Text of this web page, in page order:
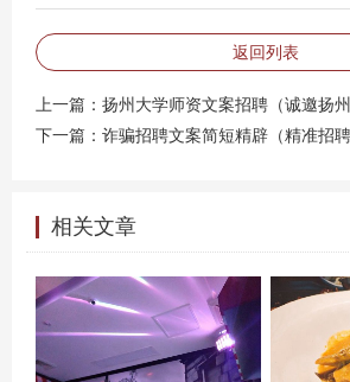
自由的环境中释放你的创造力，那么请
**2. 使用幽默和故事** 人们喜欢听故事
或真实的故事，可以迅速拉近与求职者
法。如果你也有这样的“超能力”，那么
份对工作的热爱。 --- ### **3. 强调团
欢孤独地工作，尤其是那些追求创新和
文案中强调团队合作的重要性，可以吸
返回列表
上一篇： 扬州大学师资文案招聘（诚邀扬州大学加入教
下一篇： 诈骗招聘文案简短精辟（精准招聘陷
相关文章